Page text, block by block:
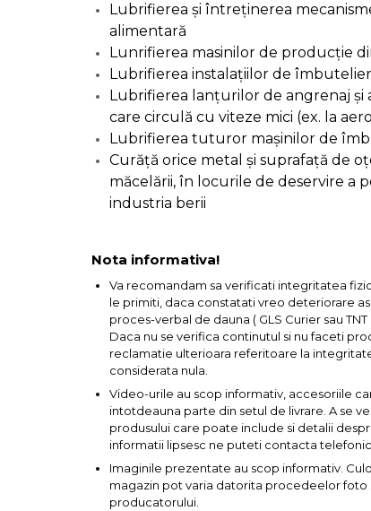
Chinga & Suport Mobila
Organizatoare imbracaminte si
Maturi, Mopuri, Galeti &
Lubrifierea și întreținerea
alimentară
Lunrifierea masinilor de producție
Lubrifierea instalațiilor de
Lubrifierea lanțurilor de angrenaj și
care circulă cu viteze mici (ex. la
Lubrifierea tuturor mașinilor de
Curăță orice metal și suprafață de
măcelării, în locurile de deservire a
industria berii
Nota informativa!
Va recomandam sa verificati integritatea
le primiti, daca constatati vreo deteriorare
proces-verbal de dauna ( GLS Curier sau TNT
Daca nu se verifica continutul si nu faceti
reclamatie ulterioara referitoare la
considerata nula.
Video-urile au scop informativ, accesoriile
intotdeauna parte din setul de livrare. A se
produsului care poate include si detalii
informatii lipsesc ne puteti contacta
Imaginile prezentate au scop informativ.
magazin pot varia datorita procedeelor foto
producatorului.